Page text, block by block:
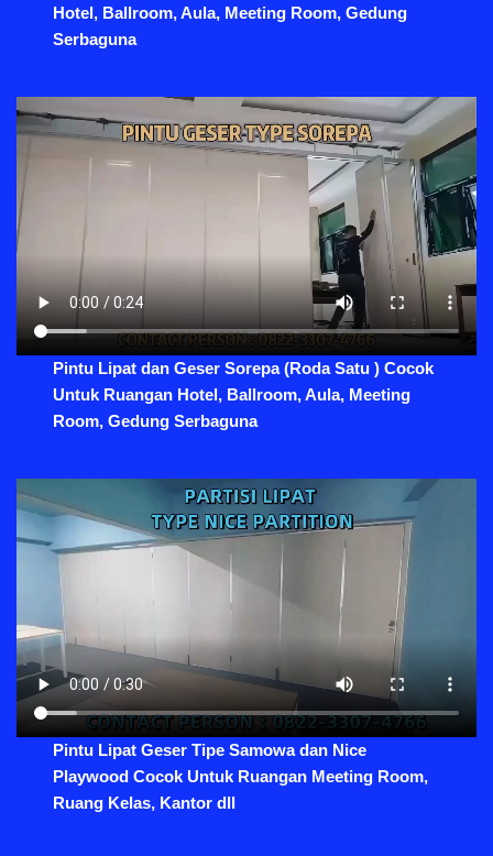
Hotel, Ballroom, Aula, Meeting Room, Gedung
Serbaguna
Pintu Lipat dan Geser Sorepa (Roda Satu ) Cocok
Untuk Ruangan Hotel, Ballroom, Aula, Meeting
Room, Gedung Serbaguna
Pintu Lipat Geser Tipe Samowa dan Nice
Playwood Cocok Untuk Ruangan Meeting Room,
Ruang Kelas, Kantor dll